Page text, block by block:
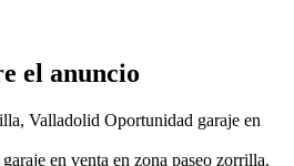
el anuncio
Valladolid Oportunidad garaje en
en venta en zona paseo zorrilla.